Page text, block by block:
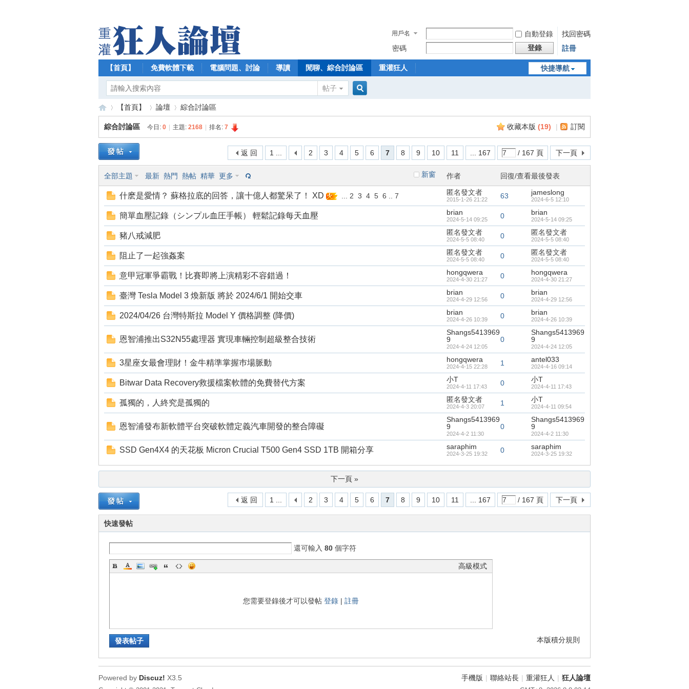
用戶名 自動登錄
找回密碼
密碼
登錄 註冊
快捷導航
【首頁】 免費軟體下載 電腦問題、討論 導讀 閒聊、綜合討論區 重灌狂人
帖子
索
【»
【首頁】 論壇 綜合討論區
收藏本版 (19) | 訂閱
綜合討論區 今日: 0 主題: 2168 排名: 7
1 ... 2 3 4 5 6 7 8 9 10 11 ... 167 / 167 頁 下一頁
返 回
新窗
全部主題 最新 熱門 熱帖 精華 更多 作者 回復/查看最後發表
什麽是愛情？ 蘇格拉底的回答，讓十億人都驚呆了！ XD 2 3 4 5 6 7 匿名發文者
2015-1-26 21:22 63 jameslong
2024-6-5 12:10
簡單血壓記錄（シンプル血圧手帳） 輕鬆記錄每天血壓 brian
2024-5-14 09:25 0 brian
2024-5-14 09:25
豬八戒減肥 匿名發文者
2024-5-5 08:40 0 匿名發文者
2024-5-5 08:40
阻止了一起強姦案 匿名發文者
2024-5-5 08:40 0 匿名發文者
2024-5-5 08:40
意甲冠軍爭霸戰！比賽即將上演精彩不容錯過！ hongqwera
2024-4-30 21:27 0 hongqwera
2024-4-30 21:27
臺灣 Tesla Model 3 煥新版 將於 2024/6/1 開始交車 brian
2024-4-29 12:56 0 brian
2024-4-29 12:56
2024/04/26 台灣特斯拉 Model Y 價格調整 (降價) brian
2024-4-26 10:39 0 brian
2024-4-26 10:39
恩智浦推出S32N55處理器 實現車輛控制超級整合技術
Shangs5413969
9
2024-4-24 12:05
0
Shangs5413969
9
2024-4-24 12:05
3星座女最會理財！金牛精準掌握巿場脈動 hongqwera
2024-4-15 22:28 1 antel033
2024-4-16 09:14
Bitwar Data Recovery救援檔案軟體的免費替代方案 小T
2024-4-11 17:43 0 小T
2024-4-11 17:43
孤獨的，人終究是孤獨的 匿名發文者
2024-4-3 20:07 1 小T
2024-4-11 09:54
恩智浦發布新軟體平台突破軟體定義汽車開發的整合障礙
Shangs5413969
9
2024-4-2 11:30
0
Shangs5413969
9
2024-4-2 11:30
SSD Gen4X4 的天花板 Micron Crucial T500 Gen4 SSD 1TB 開箱分享 saraphim
2024-3-25 19:32 0 saraphim
2024-3-25 19:32
下一頁 »
1 ... 2 3 4 5 6 7 8 9 10 11 ... 167 / 167 頁 下一頁
返 回
快速發帖
還可輸入 80 個字符
高級模式
您需要登錄後才可以發帖 登錄 | 註冊
本版積分規則
發表帖子
手機版 | 聯絡站長 | 重灌狂人 | 狂人論壇
Powered by Discuz! X3.5